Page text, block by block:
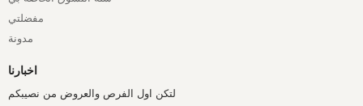
مفضلتي
مدونة
اخبارنا
لتكن اول الفرص والعروض من نصيبكم